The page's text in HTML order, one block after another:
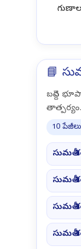
📘
బద్దెన
తాత్పర్యం.
10
సుమతీ
సుమతీ
సుమతీ
సుమతీ